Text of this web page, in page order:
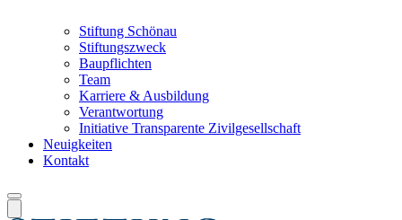
Stiftung Schönau
Stiftungszweck
Baupflichten
Team
Karriere & Ausbildung
Verantwortung
Initiative Transparente Zivilgesellschaft
Neuigkeiten
Kontakt